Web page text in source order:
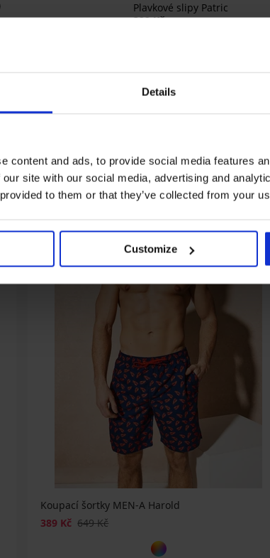
Details
content and ads, to provide social media features
site with our social media, advertising and
to them or that they’ve collected from your
Customize
Plavkové slipy Patric
399 Kč
Koupací šortky MEN-A Harold
389 Kč 649 Kč